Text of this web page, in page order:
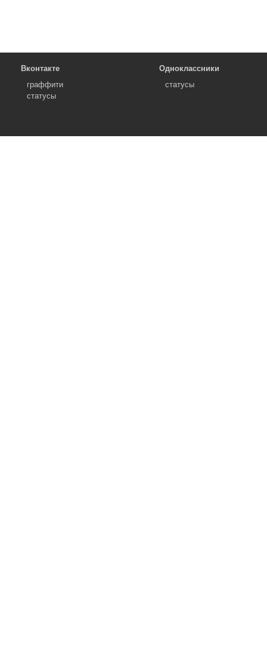
Вконтакте
граффити
статусы
Одноклассники
статусы